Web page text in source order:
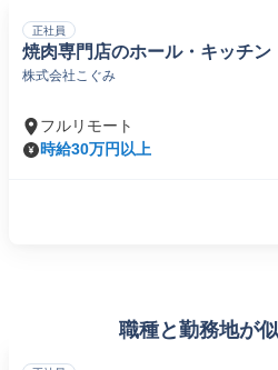
正社員
焼肉専門店のホール・キッチン
株式会社こぐみ
フルリモート
時給30万円以上
職種と勤務地が